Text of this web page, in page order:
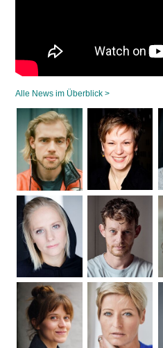
Alle News im Überblick >
Navigation
überspringen